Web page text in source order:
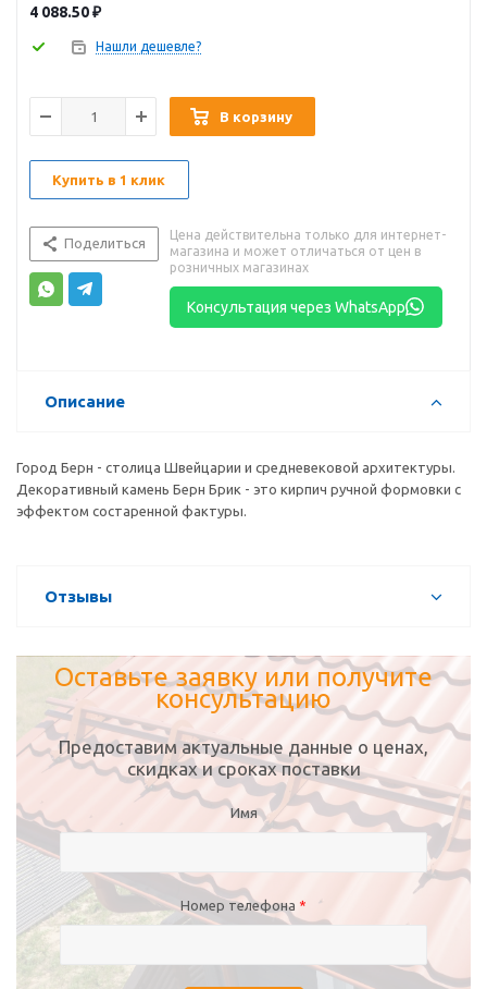
4 088.50₽
Нашли дешевле?
В корзину
Купить в 1 клик
Поделиться
Цена действительна только для интернет-
магазина и может отличаться от цен в
розничных магазинах
Консультация через WhatsApp
Описание
Город Берн - столица Швейцарии и средневековой архитектуры.
Декоративный камень Берн Брик - это кирпич ручной формовки с
эффектом состаренной фактуры.
Отзывы
Оставьте заявку или получите
консультацию
Предоставим актуальные данные о ценах,
скидках и сроках поставки
Имя
Номер телефона *